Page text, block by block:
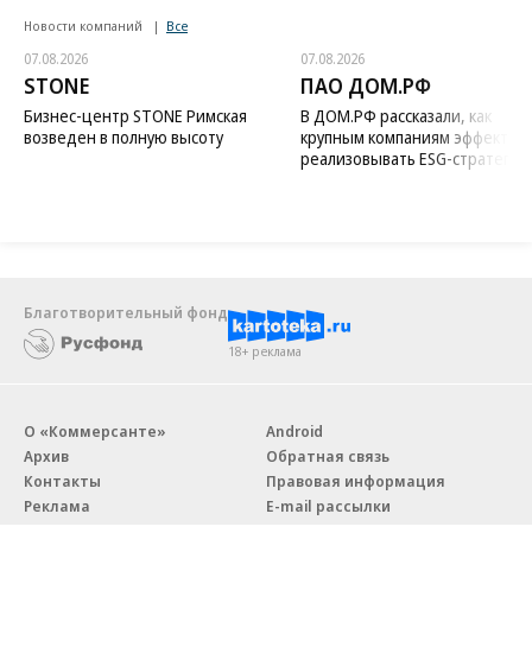
Новости компаний Все
07.08.2026
STONE
Бизнес-центр STONE Римская
возведен в полную высоту
07.08.2026
ПАО ДОМ.РФ
В ДОМ.РФ рассказали, как
крупным компаниям
реализовывать ESG-стратегию
Благотворительный фонд
18+ реклама
О «Коммерсанте»
Архив
Контакты
Реклама
Android
Обратная связь
Правовая информация
E-mail рассылки